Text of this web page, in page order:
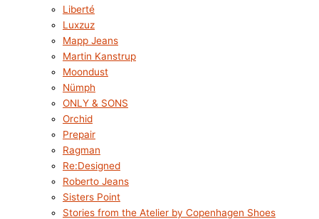
Liberté
Luxzuz
Mapp Jeans
Martin Kanstrup
Moondust
Nümph
ONLY & SONS
Orchid
Prepair
Ragman
Re:Designed
Roberto Jeans
Sisters Point
Stories from the Atelier by Copenhagen Shoes